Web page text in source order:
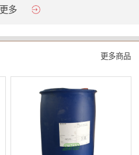
更多
更多商品